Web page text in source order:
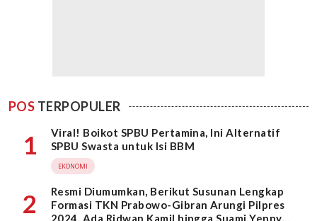
POS TERPOPULER
1
Viral! Boikot SPBU Pertamina, Ini Alternatif
SPBU Swasta untuk Isi BBM
EKONOMI
2
Resmi Diumumkan, Berikut Susunan Lengkap
Formasi TKN Prabowo-Gibran Arungi Pilpres
2024, Ada Ridwan Kamil hingga Suami Yenny